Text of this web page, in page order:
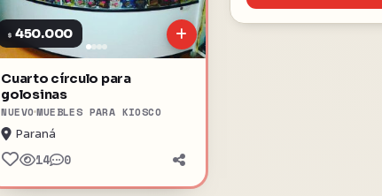
$ 450.000
Cuarto círculo para
golosinas
NUEVOMUEBLES PARA KIOSCO
Paraná
14 0